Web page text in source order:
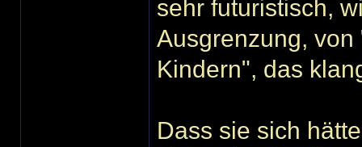
sehr futuristisch,
Ausgrenzung,
Kindern", das
Dass sie sich